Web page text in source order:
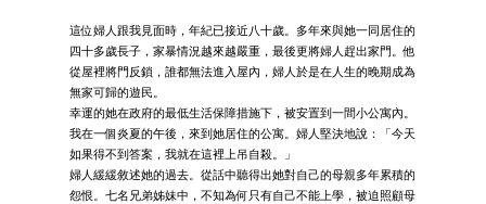
這位婦人跟我見面時，年紀已接近八十歲。多年來與她一同居住的
四十多歲長子，家暴情況越來越嚴重，最後更將婦人趕出家門。他
從屋裡將門反鎖，誰都無法進入屋內，婦人於是在人生的晚期成為
無家可歸的遊民。
幸運的她在政府的最低生活保障措施下，被安置到一間小公寓內。
我在一個炎夏的午後，來到她居住的公寓。婦人堅決地說：「今天
如果得不到答案，我就在這裡上吊自殺。」
婦人緩緩敘述她的過去。從話中聽得出她對自己的母親多年累積的
怨恨。七名兄弟姊妹中，不知為何只有自己不能上學，被迫照顧母